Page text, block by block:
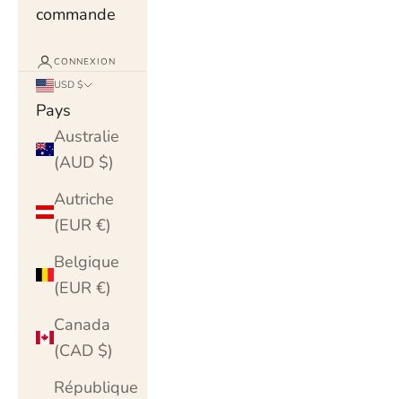
commande
CONNEXION
USD $
Pays
Australie
(AUD $)
Autriche
(EUR €)
Belgique
(EUR €)
Canada
(CAD $)
République